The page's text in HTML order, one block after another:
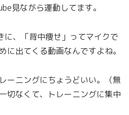
見ながら運動してます。
に、「背中痩せ」ってマイクで
に出てくる動画なんですよね。
ーニングにちょうどいい。（無
切なくて、トレーニングに集中